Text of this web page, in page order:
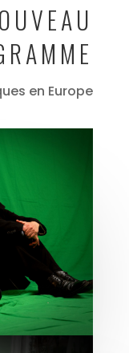
en Europe